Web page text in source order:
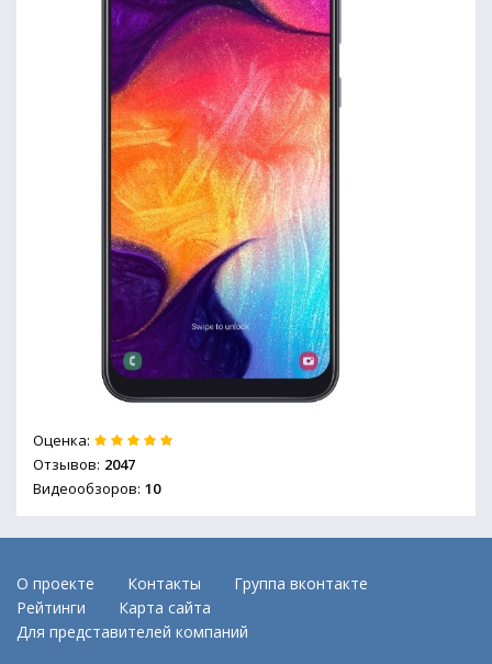
Оценка:
Отзывов: 2047
Видеообзоров: 10
О проекте Контакты
Группа вконтакте
Рейтинги
Карта сайта
Для представителей компаний